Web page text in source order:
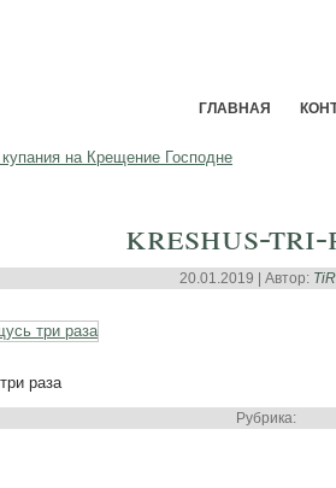
ГЛАВНАЯ
на Крещение Господне
kreshus-
20.01.2019 | Автор:
раза
Рубрика: